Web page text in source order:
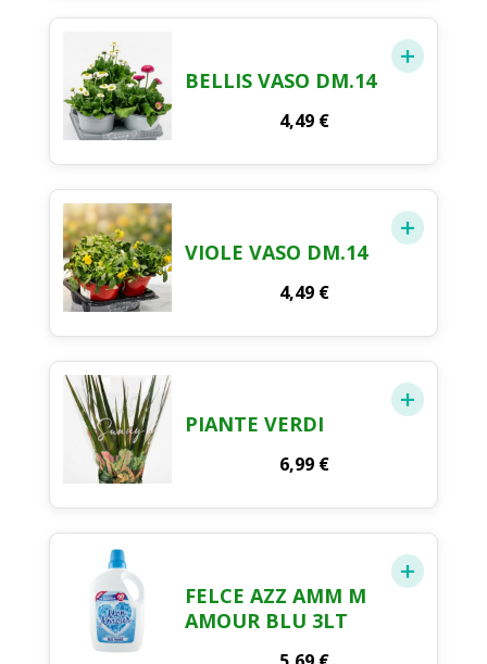
BELLIS VASO DM.14
4,49 €
VIOLE VASO DM.14
4,49 €
PIANTE VERDI
6,99 €
FELCE AZZ AMM M
AMOUR BLU 3LT